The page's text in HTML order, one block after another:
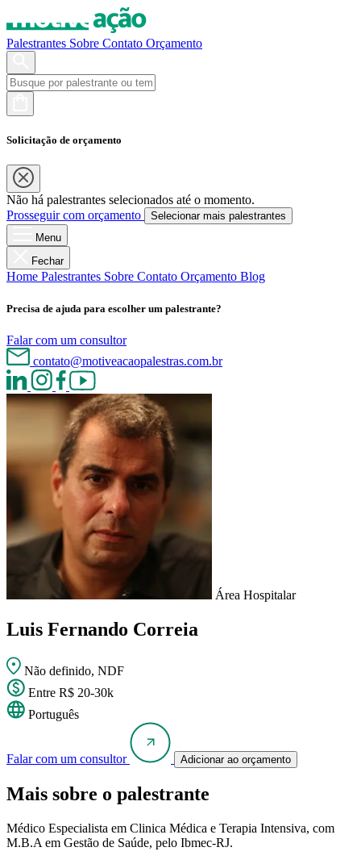
Palestrantes Sobre Contato Orçamento
Solicitação de orçamento
Não há palestrantes selecionados até o momento.
Prosseguir com orçamento
Selecionar mais palestrantes
Menu
Fechar
Home Palestrantes Sobre Contato Orçamento Blog
Precisa de ajuda para escolher um palestrante?
Falar com um consultor
contato@motiveacaopalestras.com.br
Área Hospitalar
Luis Fernando Correia
Não definido, NDF
Entre R$ 20-30k
Português
Falar com um consultor Adicionar ao orçamento
Mais sobre o palestrante
Médico Especialista em Clinica Médica e Terapia Intensiva, com
M.B.A em Gestão de Saúde, pelo Ibmec-RJ.